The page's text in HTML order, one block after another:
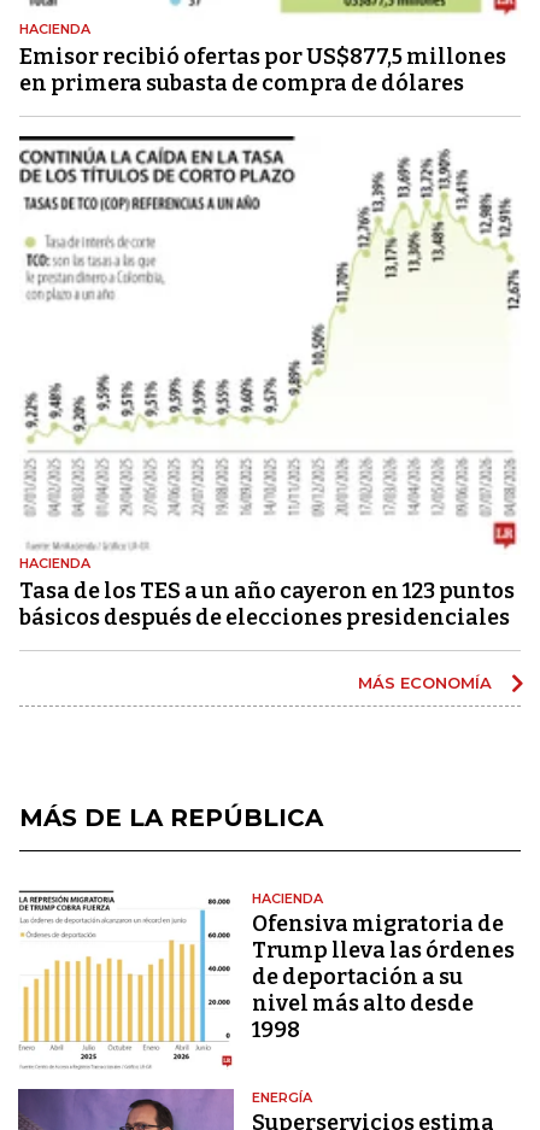
HACIENDA
Emisor recibió ofertas por US$877,5 millones
en primera subasta de compra de dólares
HACIENDA
Tasa de los TES a un año cayeron en 123 puntos
básicos después de elecciones presidenciales
MÁS ECONOMÍA
MÁS DE LA REPÚBLICA
HACIENDA
Ofensiva migratoria de
Trump lleva las órdenes
de deportación a su
nivel más alto desde
1998
ENERGÍA
Superservicios estima